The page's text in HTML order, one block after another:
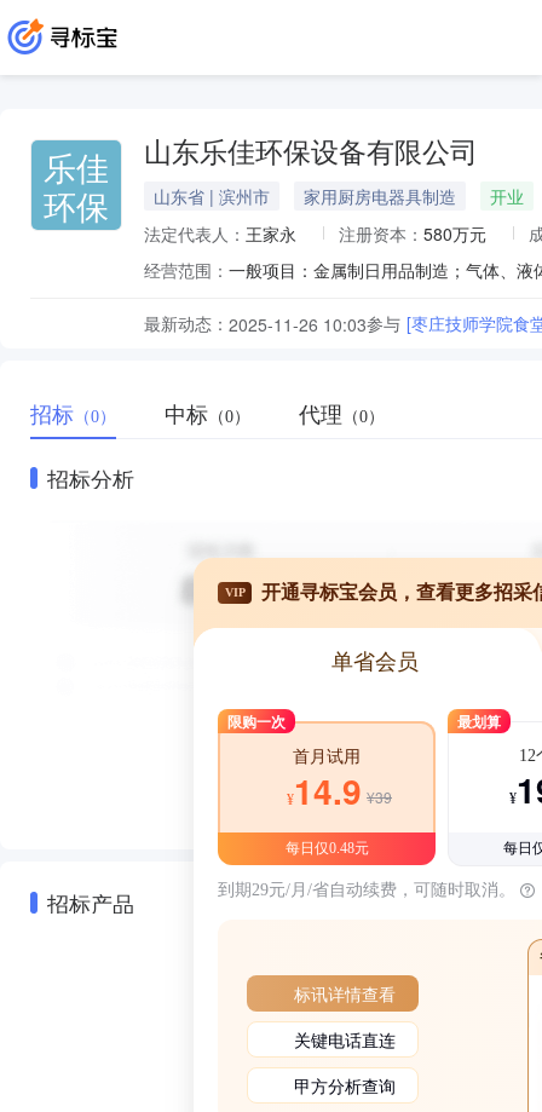
乐佳
环保
山东乐佳环保设备有限公司
山东省 | 滨州市 家用厨房电器具制造
开业
法定代表人： 王家永 注册资本： 580万元
经营范围：
最新动态： 2025-11-26 10:03参与 [枣庄技师学院食
招标 （0） 中标 （0） 代理 （0）
招标分析
招标产品
VIP 开通寻标宝会员，查看更多招采
单省会员
限购一次
首月试用
¥14.9 ¥39
每日仅0.48元
最划算
12
¥
每日
到期29元/月/省自动续费，可随时取消。
标讯详情查看
关键电话直连
甲方分析查询